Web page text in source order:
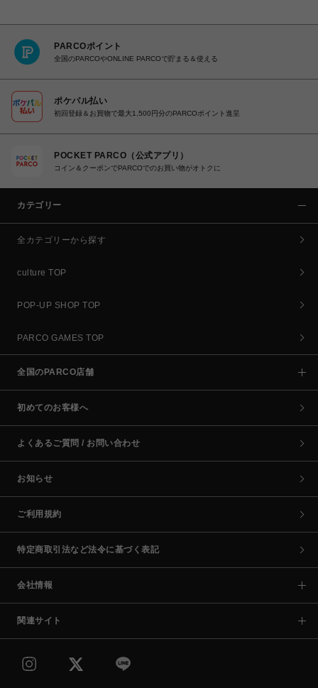
PARCOポイント
全国のPARCOやONLINE PARCOで貯まる＆使える
ポケパル払い
初回登録＆お買物で最大1,500円分のPARCOポイント進呈
POCKET PARCO（公式アプリ）
コイン＆クーポンでPARCOでのお買い物がオトクに
カテゴリー
全カテゴリーから探す
culture TOP
POP-UP SHOP TOP
PARCO GAMES TOP
全国のPARCO店舗
初めてのお客様へ
よくあるご質問 / お問い合わせ
お知らせ
ご利用規約
特定商取引法など法令に基づく表記
会社情報
関連サイト